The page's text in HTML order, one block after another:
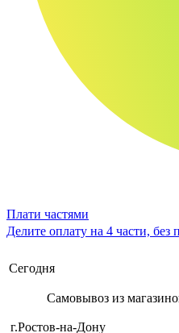
Плати частями
Делите оплату на 4 части, без
Сегодня
Самовывоз из
г.Ростов-на-Дону